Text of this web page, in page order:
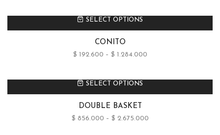
SELECT OPTIONS
CONITO
$ 192.600 – $ 1.284.000
SELECT OPTIONS
DOUBLE BASKET
$ 856.000 – $ 2.675.000